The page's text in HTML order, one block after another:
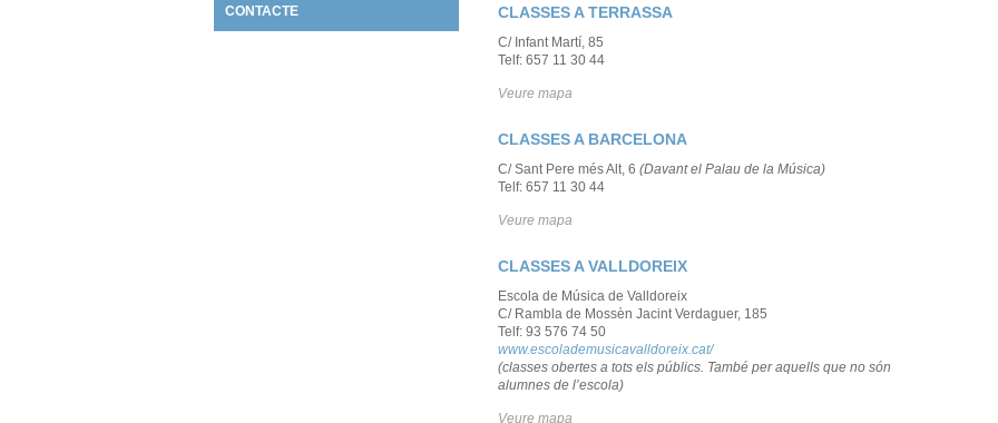
CONTACTE CLASSES A TERRASSA
C/ Infant Martí, 85
Telf: 657 11 30 44
Veure mapa
CLASSES A BARCELONA
C/ Sant Pere més Alt, 6 (Davant el Palau de la Música)
Telf: 657 11 30 44
Veure mapa
CLASSES A VALLDOREIX
Escola de Música de Valldoreix
C/ Rambla de Mossèn Jacint Verdaguer, 185
Telf: 93 576 74 50
www.escolademusicavalldoreix.cat/
(classes obertes a tots els públics. També per aquells que no són
alumnes de l’escola)
Veure mapa